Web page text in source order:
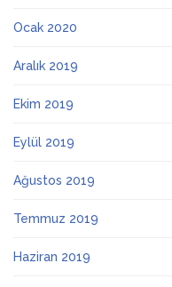
Ocak 2020
Aralık 2019
Ekim 2019
Eylül 2019
Ağustos 2019
Temmuz 2019
Haziran 2019